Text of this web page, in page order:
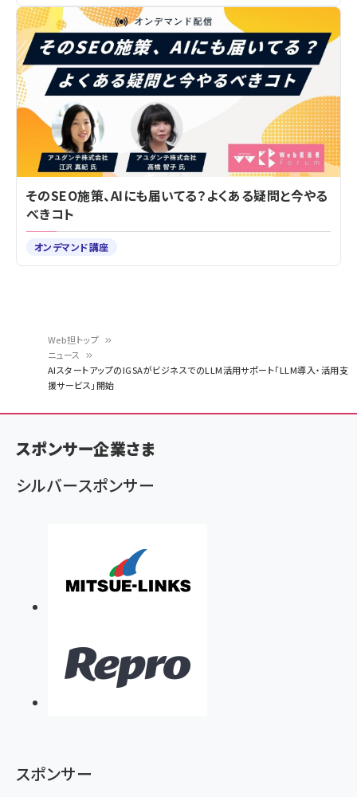
く
ず
Web担トップ
ニュース
AIスタートアップのIGSAがビジネスでのLLM活用サポート「LLM導入・活用支
援サービス」開始
そのSEO施策、AIにも届いてる？よくある疑問と今やる
べきコト
オンデマンド講座
スポンサー企業さま
シルバースポンサー
スポンサー